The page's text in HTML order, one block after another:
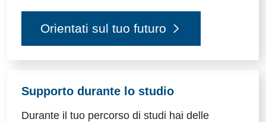
Orientati sul tuo futuro
Supporto durante lo studio
Durante il tuo percorso di studi hai delle